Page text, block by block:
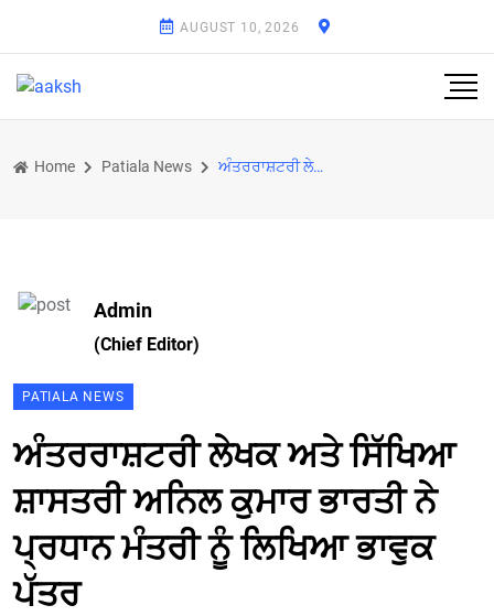
AUGUST 10, 2026
Home Patiala News ​ਅੰਤਰਰਾਸ਼ਟਰੀ ਲੇਖਕ ਅਤੇ ਸਿੱਖਿਆ ਸ਼ਾਸਤਰੀ ਅਨਿਲ ਕੁਮਾਰ ਭਾਰਤੀ ਨੇ ਪ੍ਰਧਾਨ ਮੰਤਰੀ ਨੂੰ ਲਿਖਿਆ ਭਾਵੁਕ ਪੱਤਰ
Admin
(Chief Editor)
PATIALA NEWS
​ਅੰਤਰਰਾਸ਼ਟਰੀ ਲੇਖਕ ਅਤੇ ਸਿੱਖਿਆ
ਸ਼ਾਸਤਰੀ ਅਨਿਲ ਕੁਮਾਰ ਭਾਰਤੀ ਨੇ
ਪ੍ਰਧਾਨ ਮੰਤਰੀ ਨੂੰ ਲਿਖਿਆ ਭਾਵੁਕ
ਪੱਤਰ